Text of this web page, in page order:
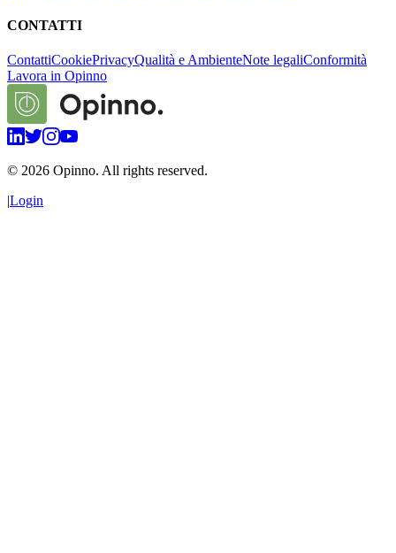
CONTATTI
ContattiCookiePrivacyQualità e AmbienteNote legaliConformità
Lavora in Opinno
© 2026 Opinno. All rights reserved.
|Login